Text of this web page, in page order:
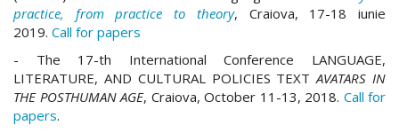
practice, from practice to theory, Craiova, 17-18 iunie
2019. Call for papers
- The 17-th International Conference LANGUAGE,
LITERATURE, AND CULTURAL POLICIES TEXTAVATARS IN
THE POSTHUMAN AGE, Craiova, October 11-13, 2018. Call for
papers.